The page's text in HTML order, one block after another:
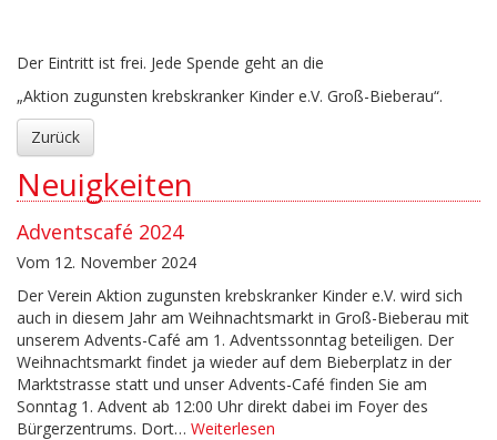
Der Eintritt ist frei. Jede Spende geht an die
„Aktion zugunsten krebskranker Kinder e.V. Groß-Bieberau“.
Zurück
Neuigkeiten
Adventscafé 2024
Vom 12. November 2024
Der Verein Aktion zugunsten krebskranker Kinder e.V. wird sich
auch in diesem Jahr am Weihnachtsmarkt in Groß-Bieberau mit
unserem Advents-Café am 1. Adventssonntag beteiligen. Der
Weihnachtsmarkt findet ja wieder auf dem Bieberplatz in der
Marktstrasse statt und unser Advents-Café finden Sie am
Sonntag 1. Advent ab 12:00 Uhr direkt dabei im Foyer des
Bürgerzentrums. Dort… Weiterlesen